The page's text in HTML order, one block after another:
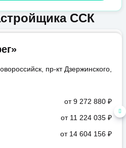
ССК
пр-кт Дзержинского,
от 9 272 880 ₽
от 11 224 035 ₽
от 14 604 156 ₽